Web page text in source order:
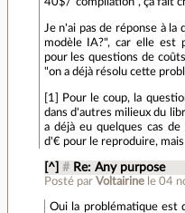
Je n'ai pas de réponse à
modèle IA?", car elle est
pour les questions de
"on a déjà résolu cette
[1] Pour le coup, la
dans d'autres milieux du
a déjà eu quelques cas
d'€ pour le reproduire,
[^] # Re: Any purpose
Posté par Voltairine le 04
Oui la problématique est